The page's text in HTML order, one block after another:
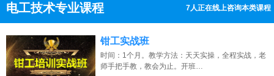
电工技术专业课程 7人正在线上咨询本类课程
点击免费咨询电话：13807313137
钳工实战班
时间：1个月。教学方法：天天实操，全程实战，老
师手把手教，教会为止。开班…